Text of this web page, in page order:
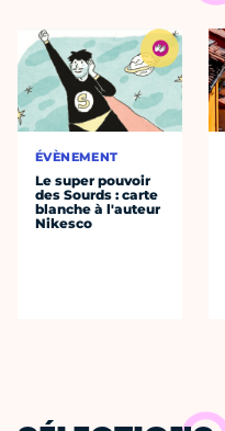
ÉVÈNEMENT
Le super pouvoir
des Sourds : carte
blanche à l'auteur
Nikesco